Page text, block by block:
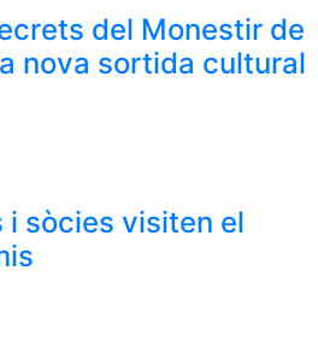
del Monestir de
nova sortida cultural
i sòcies visiten el